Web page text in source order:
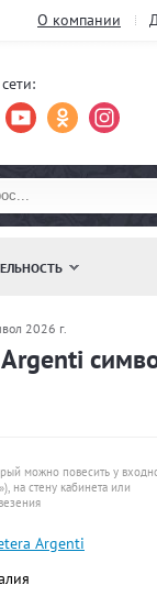
О компании
2026 г.
можно повесить у
на стену кабинета или
Argenti